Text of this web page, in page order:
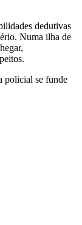
dedutivas
Numa ilha de
policial se funde